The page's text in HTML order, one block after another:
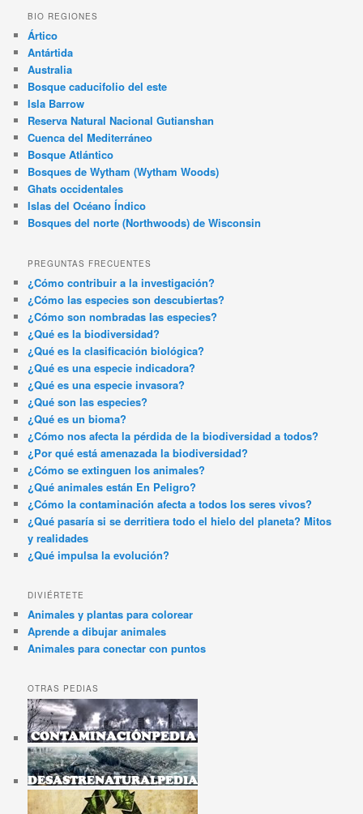
BIO REGIONES
Ártico
Antártida
Australia
Bosque caducifolio del este
Isla Barrow
Reserva Natural Nacional Gutianshan
Cuenca del Mediterráneo
Bosque Atlántico
Bosques de Wytham (Wytham Woods)
Ghats occidentales
Islas del Océano Índico
Bosques del norte (Northwoods) de Wisconsin
PREGUNTAS FRECUENTES
¿Cómo contribuir a la investigación?
¿Cómo las especies son descubiertas?
¿Cómo son nombradas las especies?
¿Qué es la biodiversidad?
¿Qué es la clasificación biológica?
¿Qué es una especie indicadora?
¿Qué es una especie invasora?
¿Qué son las especies?
¿Qué es un bioma?
¿Cómo nos afecta la pérdida de la biodiversidad a todos?
¿Por qué está amenazada la biodiversidad?
¿Cómo se extinguen los animales?
¿Qué animales están En Peligro?
¿Cómo la contaminación afecta a todos los seres vivos?
¿Qué pasaría si se derritiera todo el hielo del planeta? Mitos
y realidades
¿Qué impulsa la evolución?
DIVIÉRTETE
Animales y plantas para colorear
Aprende a dibujar animales
Animales para conectar con puntos
OTRAS PEDIAS